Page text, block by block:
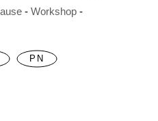
Workshop
PN